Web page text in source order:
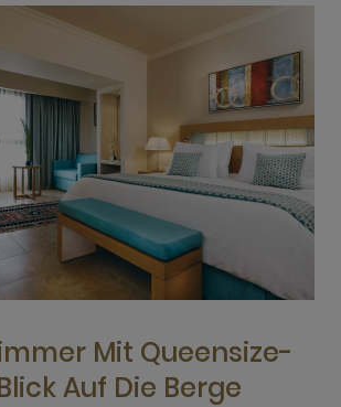
Mit Queensize-
Auf Die Berge